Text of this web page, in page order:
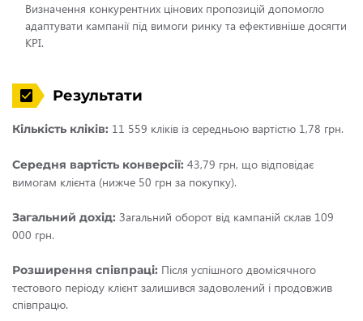
Визначення конкурентних цінових пропозицій допомогло
адаптувати кампанії під вимоги ринку та ефективніше досягти
KPI.
Результати
Кількість кліків: 11 559 кліків із середньою вартістю 1,78 грн.
Середня вартість конверсії: 43,79 грн, що відповідає
вимогам клієнта (нижче 50 грн за покупку).
Загальний дохід: Загальний оборот від кампаній склав 109
000 грн.
Розширення співпраці: Після успішного двомісячного
тестового періоду клієнт залишився задоволений і продовжив
співпрацю.